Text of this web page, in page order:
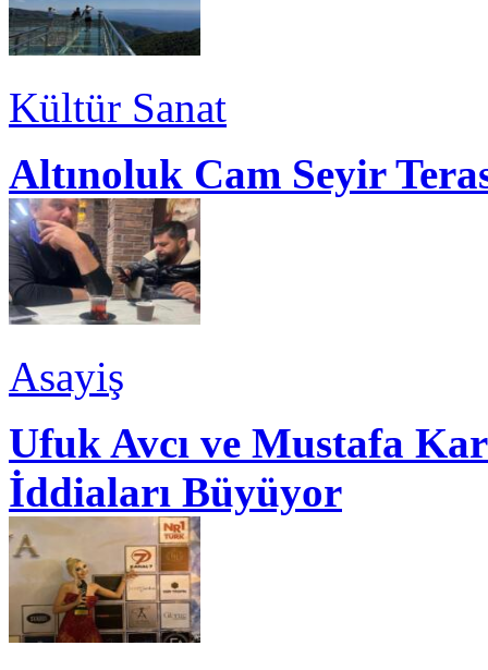
Kültür Sanat
Altınoluk Cam Seyir
Asayiş
Ufuk Avcı ve Mustafa
İddiaları Büyüyor